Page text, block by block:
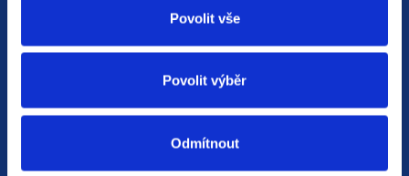
Povolit vše
Povolit výběr
Odmítnout
Moravskoslezském krajia Polsku. Zakládáme